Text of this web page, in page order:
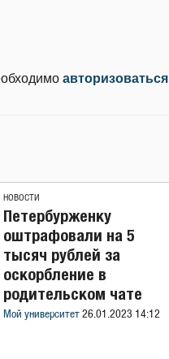
авторизоваться
НОВОСТИ
Петербурженку
оштрафовали на 5
тысяч рублей за
оскорбление в
родительском чате
Мой университет 26.01.2023 14:12